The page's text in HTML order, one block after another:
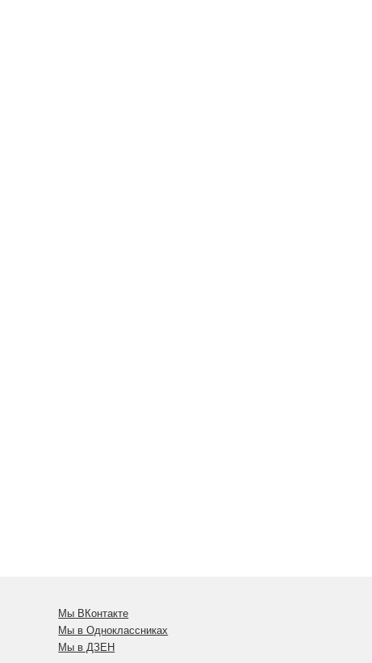
Мы ВКонтакте
Мы в Одноклассниках
Мы в ДЗЕН